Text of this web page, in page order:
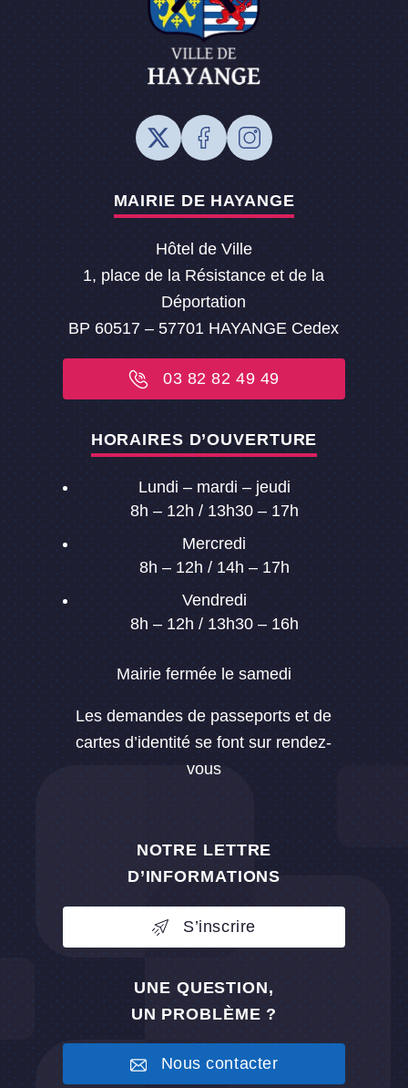
MAIRIE DE HAYANGE
Hôtel de Ville
1, place de la Résistance et de la
Déportation
BP 60517 – 57701 HAYANGE Cedex
03 82 82 49 49
HORAIRES D’OUVERTURE
Lundi – mardi – jeudi
8h – 12h / 13h30 – 17h
Mercredi
8h – 12h / 14h – 17h
Vendredi
8h – 12h / 13h30 – 16h
Mairie fermée le samedi
Les demandes de passeports et de
cartes d’identité se font sur rendez-
vous
NOTRE LETTRE
D’INFORMATIONS
S’inscrire
UNE QUESTION,
UN PROBLÈME ?
Nous contacter